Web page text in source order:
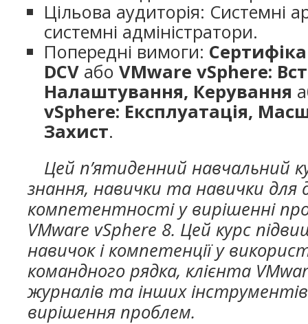
Цільова аудиторія: Системні
системні адміністратори.
Попередні вимоги:
DCV або VMware vSphere:
Налаштування, Керування
vSphere: Експлуатація,
Захист.
Цей п’ятиденний навчальний
знання, навички та навички для
компетентності у вирішенні
VMware vSphere 8. Цей курс
навичок і компетенції у
командного рядка, клієнта
журналів та інших
вирішення проблем.